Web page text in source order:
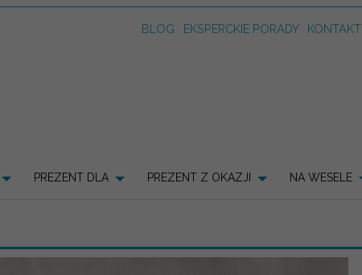
BLOG EKSPERCKIE PORADY KONTAKT
PREZENT DLA PREZENT Z OKAZJI NA WESELE